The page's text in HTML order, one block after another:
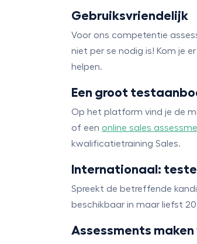
Gebruiksvriendelijk
Voor ons competentie
niet per se nodig is! Kom je
helpen.
Een groot
Op het platform vind je de
of een online sales
kwalificatietraining Sales.
Internationaal:
Spreekt de betreffende
beschikbaar in maar liefst 20
Assessments